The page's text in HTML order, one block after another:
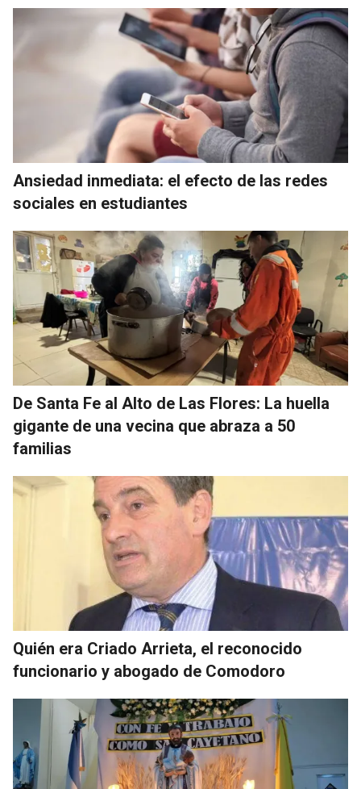
Ansiedad inmediata: el efecto de las redes
sociales en estudiantes
De Santa Fe al Alto de Las Flores: La huella
gigante de una vecina que abraza a 50
familias
Quién era Criado Arrieta, el reconocido
funcionario y abogado de Comodoro